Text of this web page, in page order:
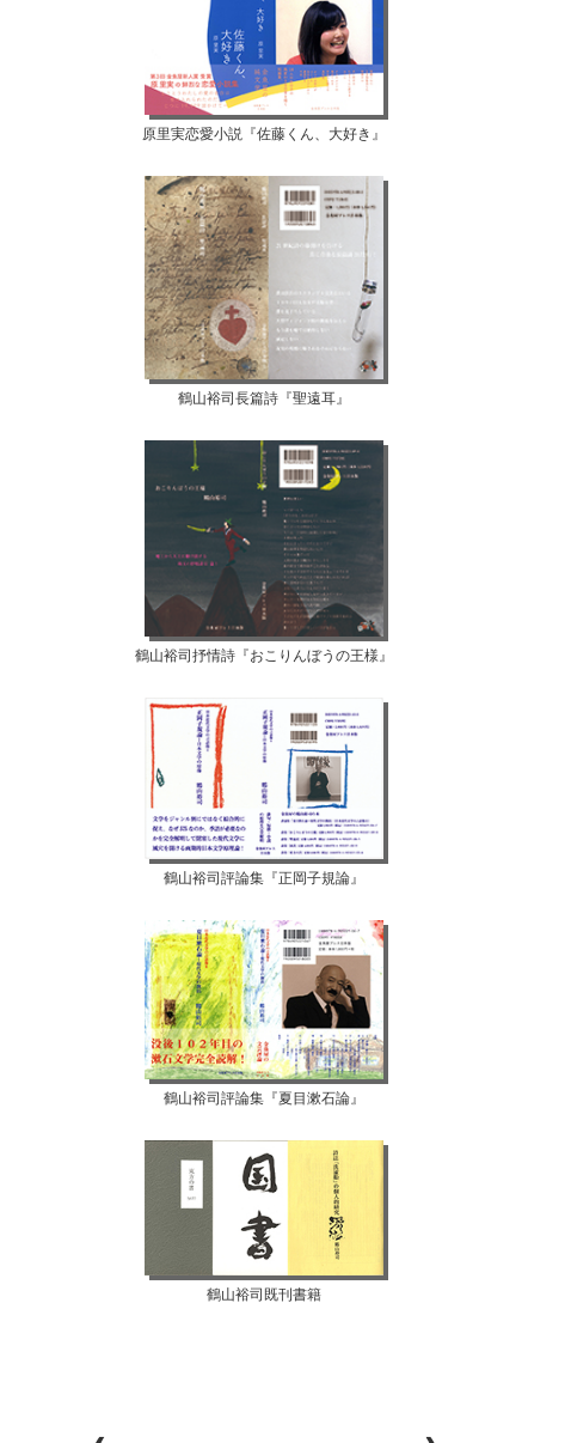
原里実恋愛小説『佐藤くん、大好き』
鶴山裕司長篇詩『聖遠耳』
鶴山裕司抒情詩『おこりんぼうの王様』
鶴山裕司評論集『正岡子規論』
鶴山裕司評論集『夏目漱石論』
鶴山裕司既刊書籍